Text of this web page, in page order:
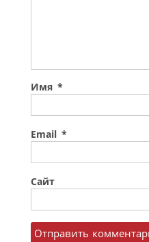
Имя *
Email *
Сайт